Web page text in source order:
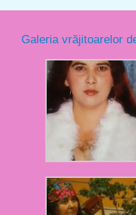
Galeria vrăjitoarelor